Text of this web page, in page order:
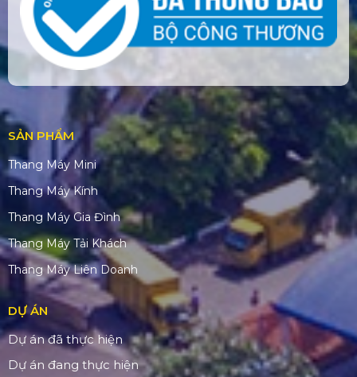
SẢN PHẨM
Thang Máy Mini
Thang Máy Kính
Thang Máy Gia Đình
Thang Máy Tải Khách
Thang Máy Liên Doanh
DỰ ÁN
Dự án đã thực hiện
Dự án đang thực hiện